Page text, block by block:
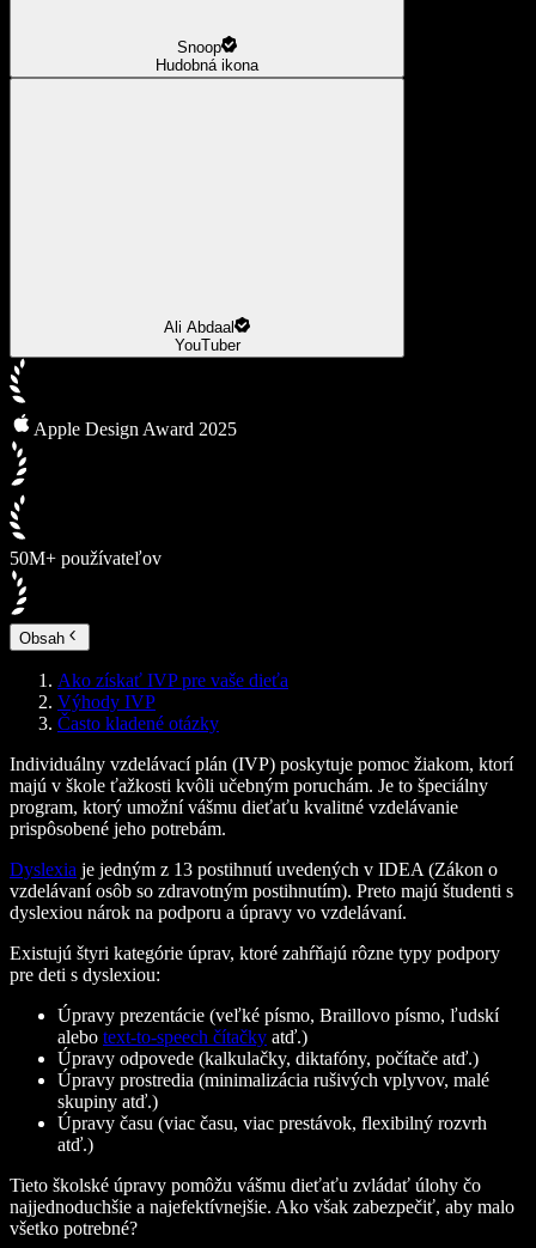
Snoop
Hudobná ikona
Ali Abdaal
YouTuber
Apple Design Award 2025
50M+ používateľov
Obsah
Ako získať IVP pre vaše dieťa
Výhody IVP
Často kladené otázky
Individuálny vzdelávací plán (IVP) poskytuje pomoc žiakom, ktorí
majú v škole ťažkosti kvôli učebným poruchám. Je to špeciálny
program, ktorý umožní vášmu dieťaťu kvalitné vzdelávanie
prispôsobené jeho potrebám.
Dyslexia je jedným z 13 postihnutí uvedených v IDEA (Zákon o
vzdelávaní osôb so zdravotným postihnutím). Preto majú študenti s
dyslexiou nárok na podporu a úpravy vo vzdelávaní.
Existujú štyri kategórie úprav, ktoré zahŕňajú rôzne typy podpory
pre deti s dyslexiou:
Úpravy prezentácie (veľké písmo, Braillovo písmo, ľudskí
alebo text-to-speech čítačky atď.)
Úpravy odpovede (kalkulačky, diktafóny, počítače atď.)
Úpravy prostredia (minimalizácia rušivých vplyvov, malé
skupiny atď.)
Úpravy času (viac času, viac prestávok, flexibilný rozvrh
atď.)
Tieto školské úpravy pomôžu vášmu dieťaťu zvládať úlohy čo
najjednoduchšie a najefektívnejšie. Ako však zabezpečiť, aby malo
všetko potrebné?